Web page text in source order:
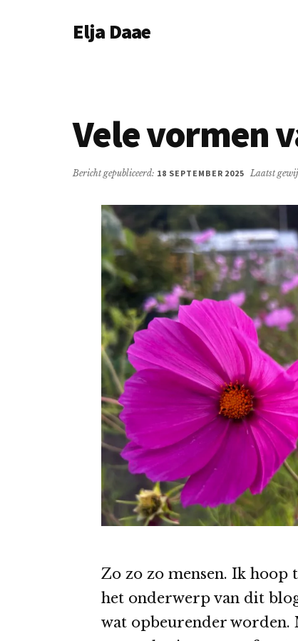
Additional
Elja Daae
Vele vormen
Bericht gepubliceerd: 18 SEPTEMBER 2025 Laatst
Zo zo zo mensen. Ik hoop
het onderwerp van dit
wat opbeurender worden.